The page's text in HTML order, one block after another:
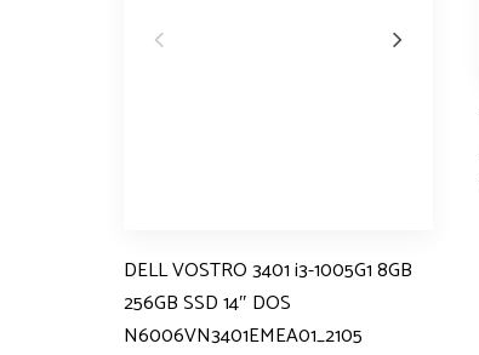
DELL VOSTRO 3401 i3-1005G1 8GB
256GB SSD 14″ DOS
N6006VN3401EMEA01_2105